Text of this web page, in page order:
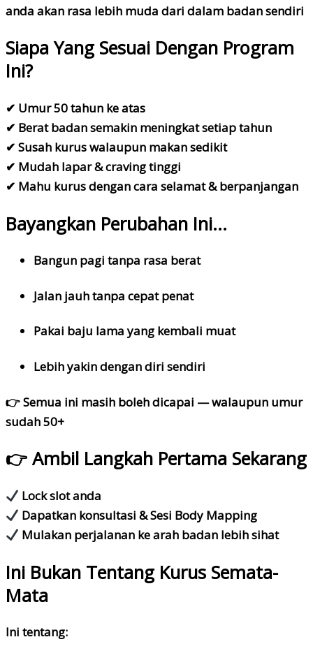
anda akan rasa lebih muda dari dalam badan sendiri
Siapa Yang Sesuai Dengan Program
Ini?
✔ Umur 50 tahun ke atas
✔ Berat badan semakin meningkat setiap tahun
✔ Susah kurus walaupun makan sedikit
✔ Mudah lapar & craving tinggi
✔ Mahu kurus dengan cara selamat & berpanjangan
Bayangkan Perubahan Ini…
Bangun pagi tanpa rasa berat
Jalan jauh tanpa cepat penat
Pakai baju lama yang kembali muat
Lebih yakin dengan diri sendiri
👉 Semua ini masih boleh dicapai — walaupun umur
sudah 50+
👉 Ambil Langkah Pertama Sekarang
Lock slot anda
Dapatkan konsultasi & Sesi Body Mapping
Mulakan perjalanan ke arah badan lebih sihat
Ini Bukan Tentang Kurus Semata-
Mata
Ini tentang: